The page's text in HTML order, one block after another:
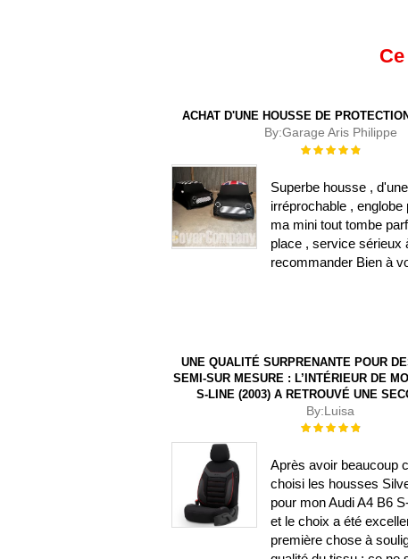
ACHAT D'UNE HOUSSE DE
By:Garage Aris Philippe
Évaluation :
Superbe housse ,
irréprochable , englobe
ma mini tout tombe
place , service sérieux
recommander Bien à
UNE QUALITÉ SURPRENANTE POUR
SEMI-SUR MESURE : L’INTÉRIEUR DE
S-LINE (2003) A RETROUVÉ UNE
By:Luisa
Évaluation :
Après avoir beaucoup
choisi les housses
pour mon Audi A4 B6
et le choix a été
première chose à